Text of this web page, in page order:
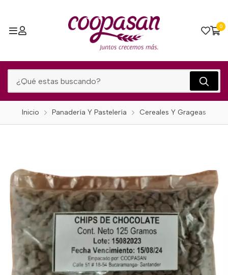
0
Inicio Panadería Y Pastelería Cereales Y Grageas